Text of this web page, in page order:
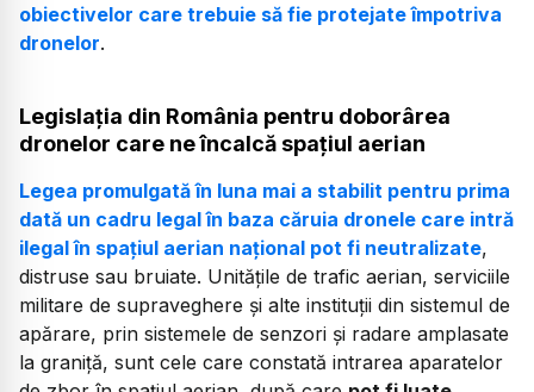
obiectivelor care trebuie să fie protejate împotriva
dronelor.
Legislația din România pentru doborârea
dronelor care ne încalcă spațiul aerian
Legea promulgată în luna mai a stabilit pentru prima
dată un cadru legal în baza căruia dronele care intră
ilegal în spațiul aerian național pot fi neutralizate,
distruse sau bruiate. Unitățile de trafic aerian, serviciile
militare de supraveghere și alte instituții din sistemul de
apărare, prin sistemele de senzori și radare amplasate
la graniță, sunt cele care constată intrarea aparatelor